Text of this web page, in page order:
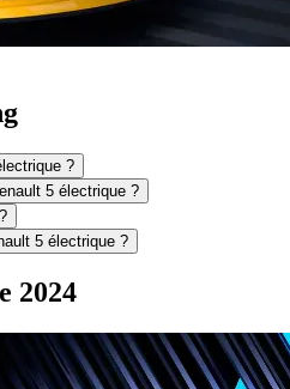
?
5 électrique ?
5 électrique ?
2024